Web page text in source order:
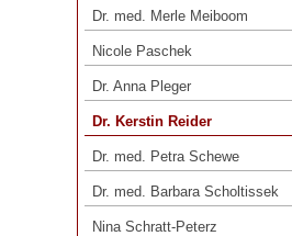
Dr. med. Merle Meiboom
Nicole Paschek
Dr. Anna Pleger
Dr. Kerstin Reider
Dr. med. Petra Schewe
Dr. med. Barbara Scholtissek
Nina Schratt-Peterz
Dr. med. Rebeka Major
Dr. med. Merle Meiboom
Nicole Paschek
Dr. Anna Pleger
Dr. Kerstin Reider
Dr. med. Petra Schewe
Dr. med. Barbara Scholtissek